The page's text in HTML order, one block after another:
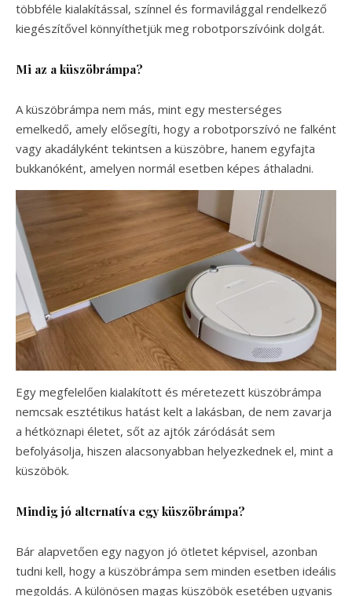
többféle kialakítással, színnel és formavilággal rendelkező
kiegészítővel könnyíthetjük meg robotporszívóink dolgát.
Mi az a küszöbrámpa?
A küszöbrámpa nem más, mint egy mesterséges
emelkedő, amely elősegíti, hogy a robotporszívó ne falként
vagy akadályként tekintsen a küszöbre, hanem egyfajta
bukkanóként, amelyen normál esetben képes áthaladni.
Egy megfelelően kialakított és méretezett küszöbrámpa
nemcsak esztétikus hatást kelt a lakásban, de nem zavarja
a hétköznapi életet, sőt az ajtók záródását sem
befolyásolja, hiszen alacsonyabban helyezkednek el, mint a
küszöbök.
Mindig jó alternatíva egy küszöbrámpa?
Bár alapvetően egy nagyon jó ötletet képvisel, azonban
tudni kell, hogy a küszöbrámpa sem minden esetben ideális
megoldás. A különösen magas küszöbök esetében ugyanis